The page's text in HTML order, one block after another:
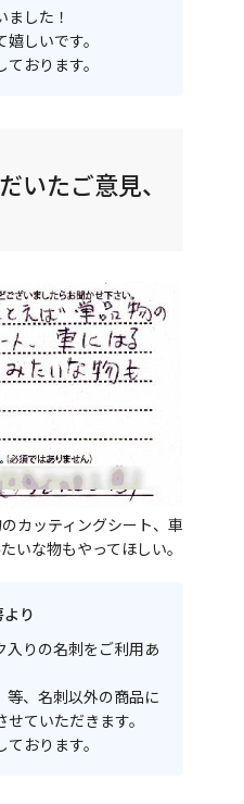
した！
しいです。
おります。
いたご意見、
カッティングシート、車
いな物もやってほしい。
り
入りの名刺をご利用あ
等、名刺以外の商品に
ていただきます。
おります。